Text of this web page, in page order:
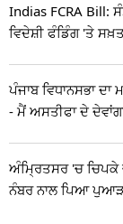
Indias FCRA Bill:
ਵਿਦੇਸ਼ੀ ਫੰਡਿੰਗ 'ਤੇ
ਪੰਜਾਬ ਵਿਧਾਨਸਭਾ
- ਮੈਂ ਅਸਤੀਫਾ ਦੇ
ਅੰਮ੍ਰਿਤਸਰ 'ਚ ਚਿਪਕੇ
ਨੰਬਰ ਨਾਲ ਪਿਆ